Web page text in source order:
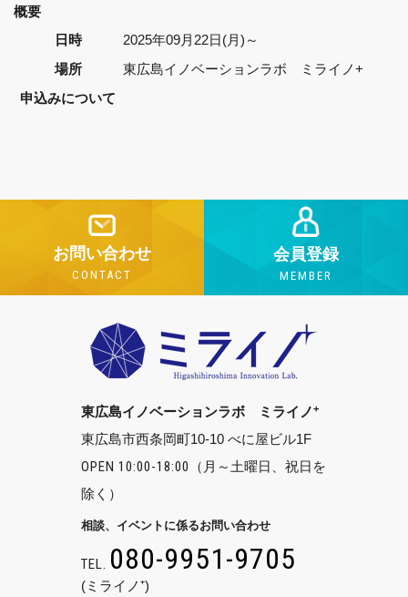
概要
日時
2025年09月22日(月)～
場所
東広島イノベーションラボ ミライノ+
申込みについて
お問い合わせ
CONTACT
会員登録
MEMBER
東広島イノベーションラボ ミライノ+
東広島市西条岡町10-10 べに屋ビル1F
OPEN 10:00-18:00
（月～土曜日、祝日を
除く）
相談、イベントに係るお問い合わせ
TEL. 080-9951-9705
(ミライノ⁺)